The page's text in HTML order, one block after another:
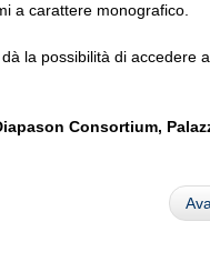
a carattere monografico.
la possibilità di accedere
Consortium,